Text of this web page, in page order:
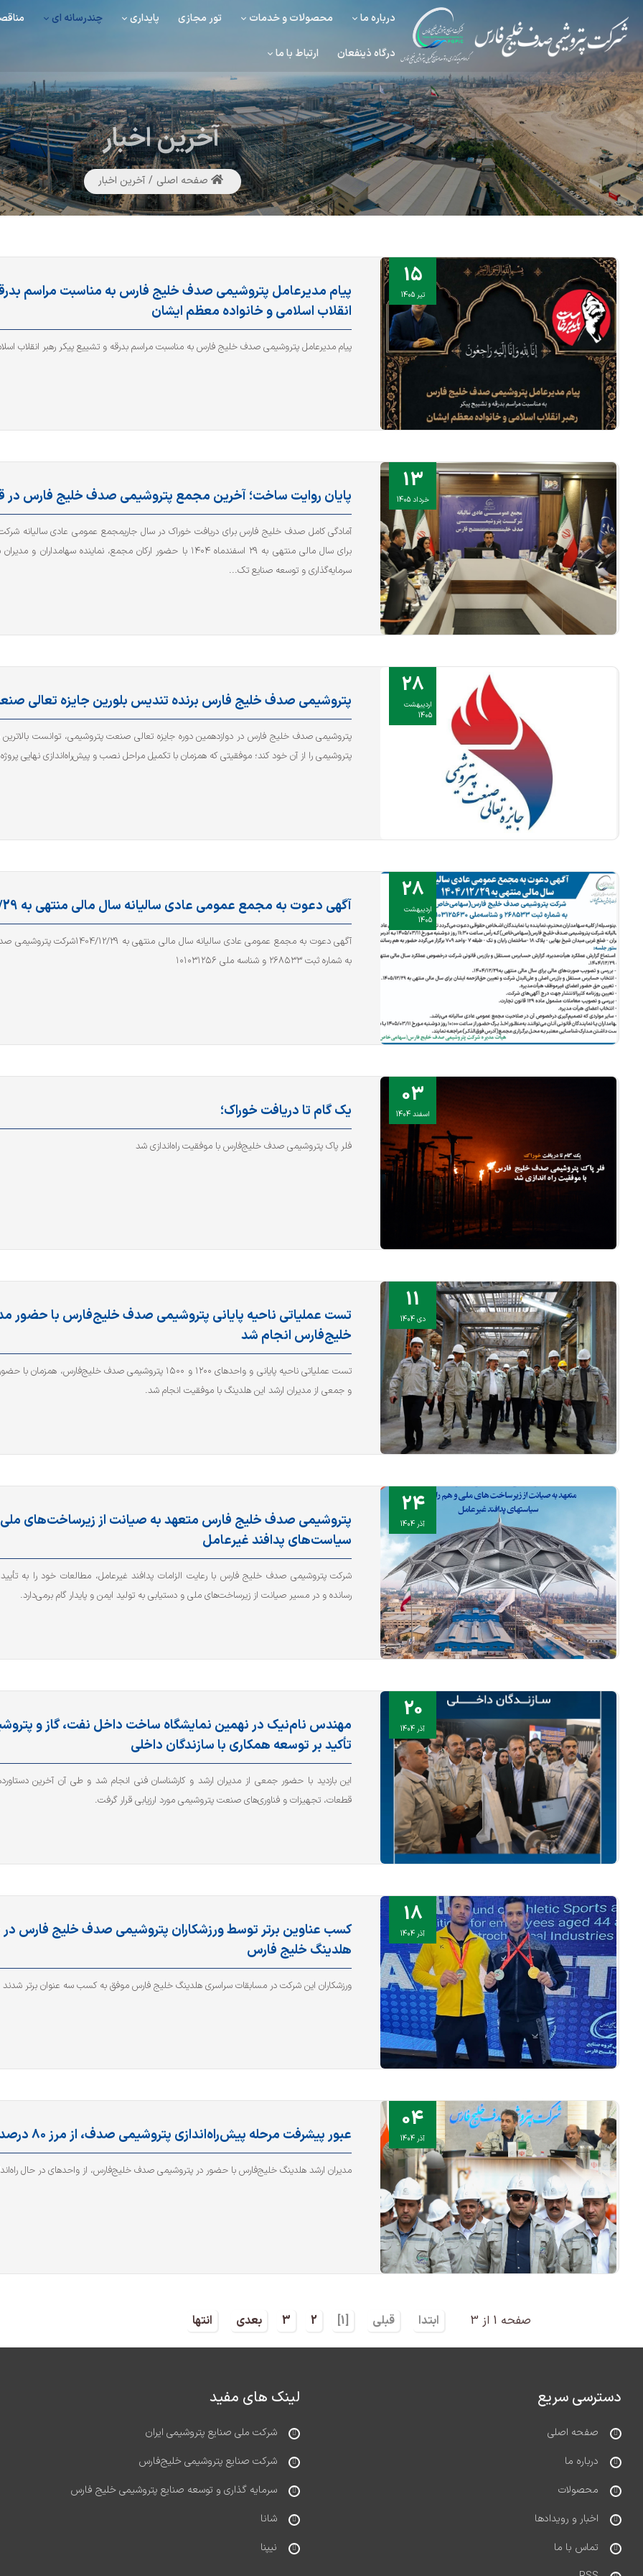
درباره ما محصولات و خدمات تور مجازی پایداری چندرسانه ای
درگاه ذینفعان ارتباط با ما
آخریناخبار
صفحه اصلی آخرین اخبار
15
تیر 1405
پیام مدیرعامل پتروشیمی صدف خلیج فارس به مناسبت مراسم
انقلاب اسلامی و خانواده معظم ایشان
پیام مدیرعامل پتروشیمی صدف خلیج فارس به مناسبت مراسم بدرقه و تشییع پیکر رهبر انقلاب
13
خرداد 1405 پایان روایت ساخت؛ آخرین مجمع پتروشیمی صدف خلیج فارس در
آمادگی کامل صدف خلیج فارس برای دریافت خوراک در سال جاریمجمع عمومی عادی سالیانه
برای سال مالی منتهی به ۲۹ اسفندماه ۱۴۰۴ با حضور ارکان مجمع، نماینده
سرمایه‌گذاری و توسعه صنایع تک...
28
اردیبهشت
1405
پتروشیمی صدف خلیج فارس برنده تندیس بلورین جایزه تعالی
پتروشیمی صدف خلیج فارس در دوازدهمین دوره جایزه تعالی صنعت پتروشیمی، توانست
پتروشیمی را از آن خود کند؛ موفقیتی که همزمان با تکمیل مراحل نصب و پیش‌راه‌اندازی نهایی پروژه در سال
28
اردیبهشت
1405
آگهی دعوت به مجمع عمومی عادی سالیانه سال مالی منتهی به 1404/12/29
آگهی دعوت به مجمع عمومی عادی سالیانه
به شماره ثبت ۲۶۸۵۳۳ و شناسه ملی ۱۰۱۰۳۱۲۵۶
03
اسفند 1404 یک گام تا دریافت خوراک؛
فلر پاک پتروشیمی صدف خلیج‌فارس با موفقیت راه‌اندازی شد
11
دی 1404
تست عملیاتی ناحیه پایانی پتروشیمی صدف خلیج‌فارس با حضور
خلیج‌فارس انجام شد
تست عملیاتی ناحیه پایانی و واحد‌های ۱۲۰۰ و ۱۵۰۰ پتروشیمی صدف
و جمعی از مدیران ارشد این هلدینگ با موفقیت انجام شد.
24
آذر 1404
پتروشیمی صدف خلیج فارس متعهد به صیانت از زیرساخت‌های ملی
سیاست‌های پدافند غیرعامل
شرکت پتروشیمی صدف خلیج فارس با رعایت الزامات پدافند غیرعامل، مطالعات خود را به
رسانده و در مسیر صیانت از زیرساخت‌های ملی و دستیابی به تولید ایمن و پایدار گام برمی‌دارد.
20
آذر 1404
مهندس نام‌نیک در نهمین نمایشگاه ساخت داخل نفت، گاز و
تأکید بر توسعه همکاری با سازندگان داخلی
این بازدید با حضور جمعی از مدیران ارشد و کارشناسان فنی انجام شد و طی آن آخرین
قطعات، تجهیزات و فناوری‌های صنعت پتروشیمی مورد ارزیابی قرار گرفت.
18
آذر 1404
کسب عناوین برتر توسط ورزشکاران پتروشیمی صدف خلیج فارس
هلدینگ خلیج فارس
ورزشکاران این شرکت در مسابقات سراسری هلدینگ خلیج فارس موفق به کسب سه عنوان برتر شدند
04
آذر 1404 عبور پیشرفت مرحله پیش‌راه‌اندازی پتروشیمی صدف، از مرز ۸۰ درصد
مدیران ارشد هلدینگ خلیج‌فارس با حضور در پتروشیمی صدف خلیج‌فارس، از واحدهای در حال
صفحه 1 از 3 ابتدا قبلی [1]
2
3 بعدی انتها
دسترسی سریع
صفحه اصلی
درباره ما
محصولات
اخبار و رویدادها
تماس با ما
لینک های مفید
شرکت ملی صنایع پتروشیمی ایران
شرکت صنایع پتروشیمی خلیج‌فارس
سرمایه گذاری و توسعه صنایع پتروشیمی خلیج فارس
شانا
نیپنا